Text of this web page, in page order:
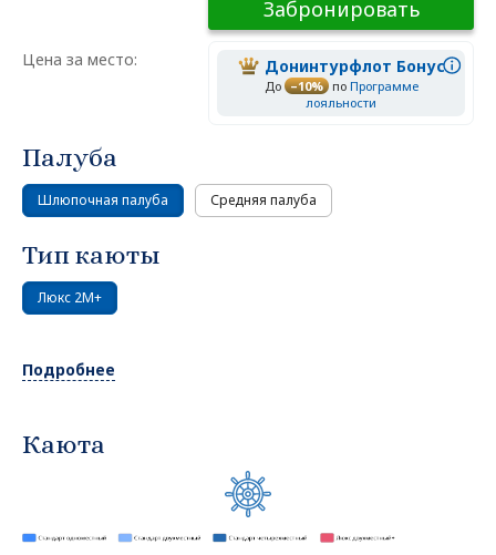
Цена за место:
Забронировать
Донинтурфлот Бонус
До –10% по Программе
лояльности
Палуба
Шлюпочная палуба Средняя палуба
Тип каюты
Люкс 2М+
Подробнее
Каюта